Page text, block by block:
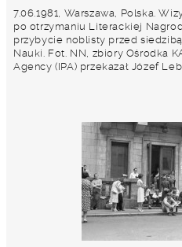
7.06.1981, Warszawa, Polska.
po otrzymaniu Literackiej
przybycie noblisty przed
Nauki. Fot. NN, zbiory Ośrodka
Agency (IPA) przekazał Józef